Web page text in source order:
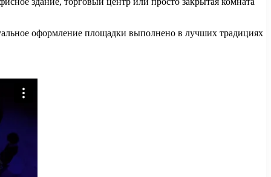
оформление площадки выполнено в лучших традициях